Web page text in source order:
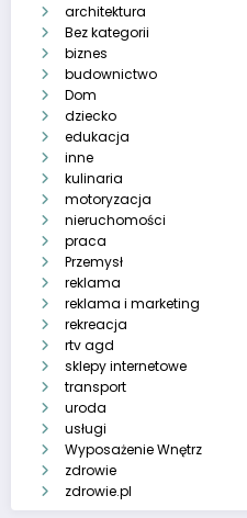
architektura
Bez kategorii
biznes
budownictwo
Dom
dziecko
edukacja
inne
kulinaria
motoryzacja
nieruchomości
praca
Przemysł
reklama
reklama i marketing
rekreacja
rtv agd
sklepy internetowe
transport
uroda
usługi
Wyposażenie Wnętrz
zdrowie
zdrowie.pl